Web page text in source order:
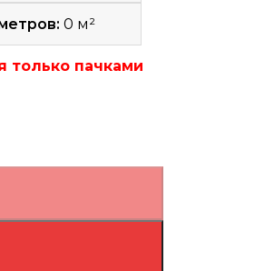
0 м²
только пачками